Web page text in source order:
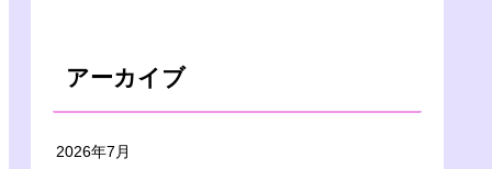
アーカイブ
2026年7月